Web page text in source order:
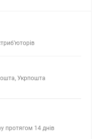
Укрпошта
протягом 14 днів